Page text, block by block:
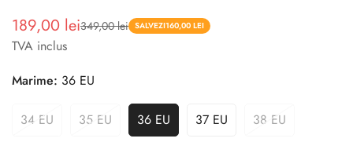
Pret
redus
189,00 lei
Pret 349,00 lei SALVEZI160,00 LEI
TVA inclus
Marime: 36 EU
34 EU 35 EU 36 EU 37 EU 38 EU